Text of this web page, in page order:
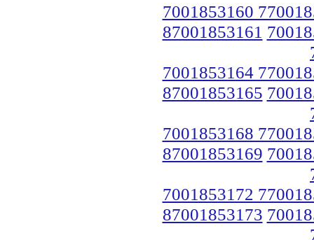
7001853160
87001853161
7001853164
87001853165
7001853168
87001853169
7001853172
87001853173